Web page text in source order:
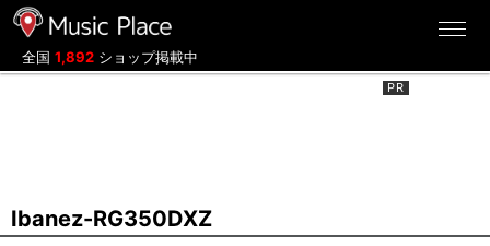
全国 1,892 ショップ掲載中
Ibanez-RG350DXZ